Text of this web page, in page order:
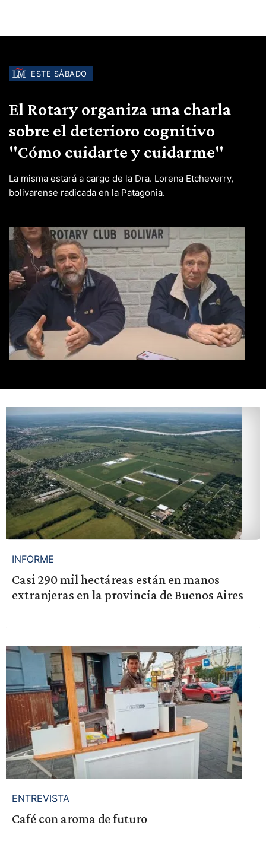
ESTE SÁBADO
El Rotary organiza una charla
sobre el deterioro cognitivo
"Cómo cuidarte y cuidarme"
La misma estará a cargo de la Dra. Lorena Etcheverry,
bolivarense radicada en la Patagonia.
INFORME
Casi 290 mil hectáreas están en manos
extranjeras en la provincia de Buenos Aires
ENTREVISTA
Café con aroma de futuro